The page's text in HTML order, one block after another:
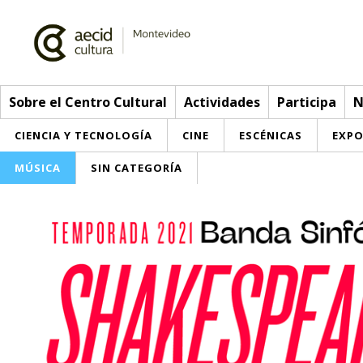
Sobre el Centro Cultural Actividades Participa
CIENCIA Y TECNOLOGÍA CINE ESCÉNICAS
MÚSICA SIN CATEGORÍA
Red AECID
Instalaciones
Visítanos
Actividades
> Go to Actividades
This week
Inscriptions
Participa
Envíanos tu propuesta
Buzón de sugerencias
Noticias
Convocatorias